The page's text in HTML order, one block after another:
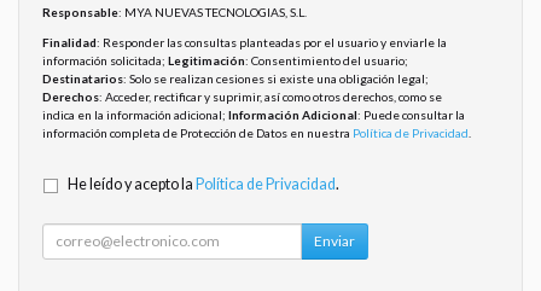
Responsable: MYA NUEVAS TECNOLOGIAS, S.L.
Finalidad: Responder las consultas planteadas por el usuario y enviarle la
información solicitada; Legitimación: Consentimiento del usuario;
Destinatarios: Solo se realizan cesiones si existe una obligación legal;
Derechos: Acceder, rectificar y suprimir, así como otros derechos, como se
indica en la información adicional; Información Adicional: Puede consultar la
información completa de Protección de Datos en nuestra Política de Privacidad
He leído y acepto la Política de Privacidad.
Enviar